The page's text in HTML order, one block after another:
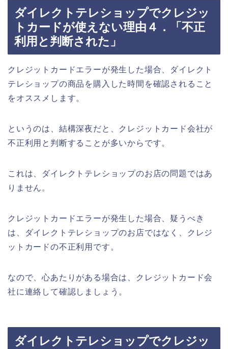
ダイレクトテレショップでクレジッ
トカードが使えない理由４．「不正
利用と判断された」
クレジットカードエラーが発生した場合、ダイレクト
テレショップの商品を購入した時間を確認されること
をオススメします。
というのは、結構深夜だと、クレジットカード会社が
不正利用と判断することが多いからです。
これは、ダイレクトテレショップのお店の問題ではあ
りません。
クレジットカードエラーが発生した場合、疑うべき
は、ダイレクトテレショップのお店ではなく、クレジ
ットカードの不正利用です。
なので、心あたりがある場合は、クレジットカード会
社に連絡して確認しましょう。
ダイレクトテレショップでクレジッ